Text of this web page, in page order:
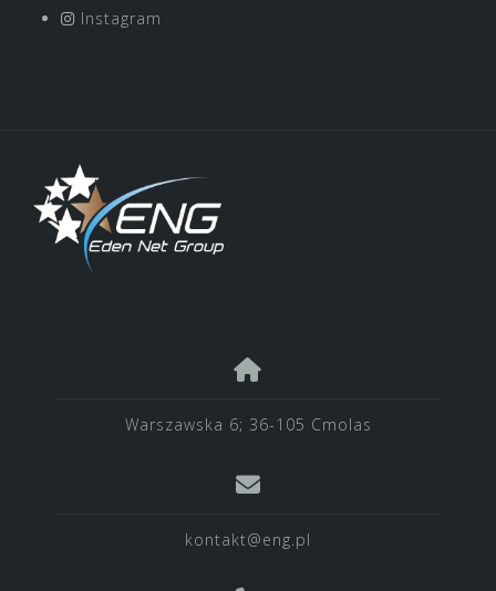
Instagram
Warszawska 6; 36-105 Cmolas
kontakt@eng.pl